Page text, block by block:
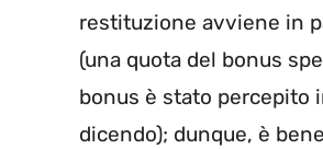
restituzione avviene in
(una quota del bonus
bonus è stato percepito
dicendo); dunque, è